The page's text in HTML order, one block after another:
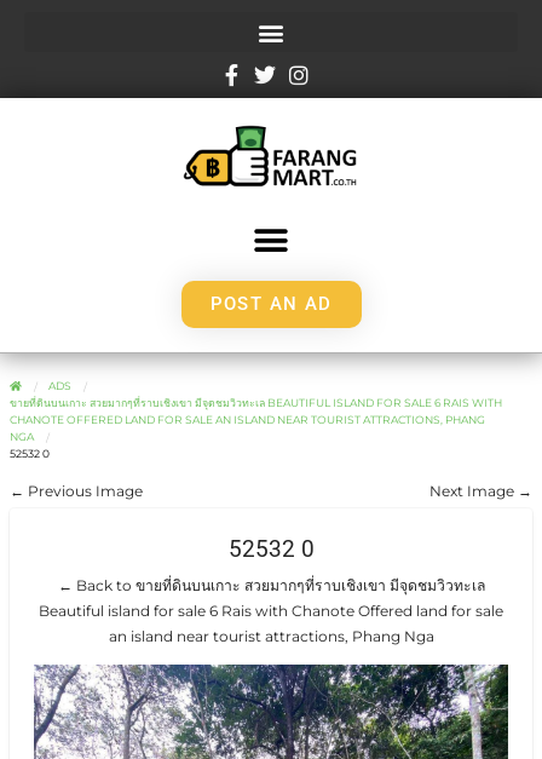
POST AN AD
ADS
ขายที่ดินบนเกาะ สวยมากๆที่ราบเชิงเขา มีจุดชมวิวทะเล BEAUTIFUL ISLAND FOR SALE 6 RAIS WITH
CHANOTE OFFERED LAND FOR SALE AN ISLAND NEAR TOURIST ATTRACTIONS, PHANG
NGA
52532 0
← Previous Image Next Image →
52532 0
← Back to ขายที่ดินบนเกาะ สวยมากๆที่ราบเชิงเขา มีจุดชมวิวทะเล
Beautiful island for sale 6 Rais with Chanote Offered land for sale
an island near tourist attractions, Phang Nga